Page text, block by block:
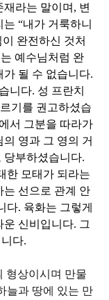
재라는 말이며 , 변
는“내가 거룩하니
완전하신 것처
예수님처럼 완
가 될 수 없습니다.
니다. 성 프란치
기를 권고하셨습
서 그분을 따라가
영과 그 영의 거
당부하셨습니다.
한 모태가 되라는
는 선으로 관계 안
다. 육화는 그렇게
운 신비입니다. 그
다.
형상이시며 만물
늘과 땅에 있는 만